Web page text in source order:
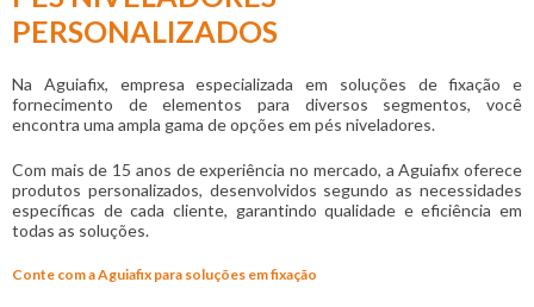
PERSONALIZADOS
Na Aguiafix, empresa especializada em soluções de fixação e
fornecimento de elementos para diversos segmentos, você
encontra uma ampla gama de opções em pés niveladores.
Com mais de 15 anos de experiência no mercado, a Aguiafix oferece
produtos personalizados, desenvolvidos segundo as necessidades
específicas de cada cliente, garantindo qualidade e eficiência em
todas as soluções.
Conte com a Aguiafix para soluções em fixação